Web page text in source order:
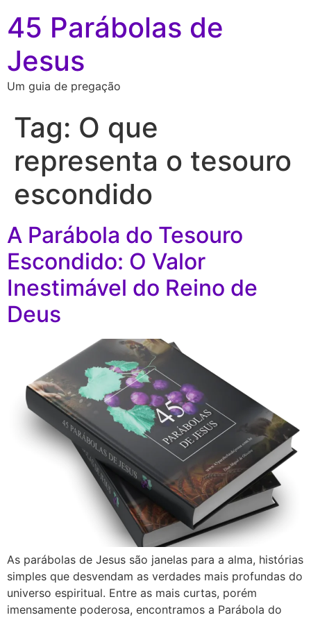
45 Parábolas de
Jesus
Um guia de pregação
Tag: O que
representa o tesouro
escondido
A Parábola do Tesouro
Escondido: O Valor
Inestimável do Reino de
Deus
As parábolas de Jesus são janelas para a alma, histórias
simples que desvendam as verdades mais profundas do
universo espiritual. Entre as mais curtas, porém
imensamente poderosa, encontramos a Parábola do